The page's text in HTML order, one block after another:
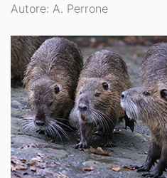
Autore: A. Perrone